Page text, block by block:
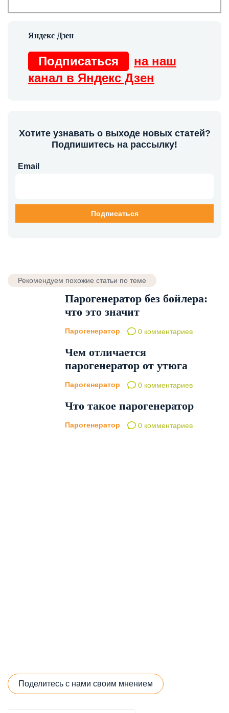
Подписаться
на наш
канал в Яндекс Дзен
Хотите узнавать о выходе новых статей?
Подпишитесь на рассылку!
Email
Рекомендуем похожие статьи по теме
Парогенератор без бойлера:
что это значит
Парогенератор 0 комментариев
Чем отличается
парогенератор от утюга
Парогенератор 0 комментариев
Что такое парогенератор
Парогенератор 0 комментариев
Поделитесь с нами своим мнением